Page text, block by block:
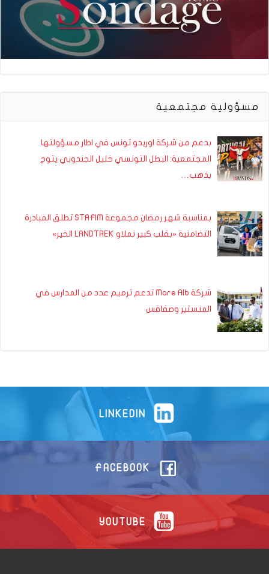
مسؤولية مجتمعية
بدعم من شركة اوريدو تونس في اطار مسؤولتها
المجتمعية: البطل التونسي خليل الجندوبي يتوج
بذهب…
بمناسبة شهر رمضان مجموعة STAFIM تطلق المبادرة
التضامنية «بقلب كبير نملاو LANDTREK الخير»
شركة Mare Alb تدعم ترميم عدد من المدارس في
المنستير وصفاقس
LINKEDIN
FACEBOOK
YOUTUBE